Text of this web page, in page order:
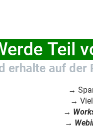
Teil
erhalte auf der
→
→
→
→